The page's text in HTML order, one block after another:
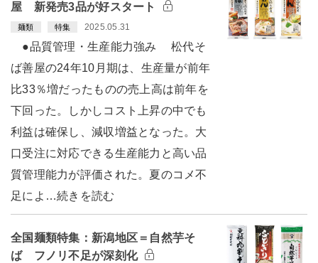
屋 新発売3品が好スタート
麺類 特集 2025.05.31
●品質管理・生産能力強み 松代そ
ば善屋の24年10月期は、生産量が前年
比33％増だったものの売上高は前年を
下回った。しかしコスト上昇の中でも
利益は確保し、減収増益となった。大
口受注に対応できる生産能力と高い品
質管理能力が評価された。夏のコメ不
足によ…続きを読む
全国麺類特集：新潟地区＝自然芋そ
ば フノリ不足が深刻化